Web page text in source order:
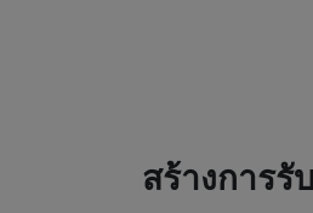
สร้างการรั